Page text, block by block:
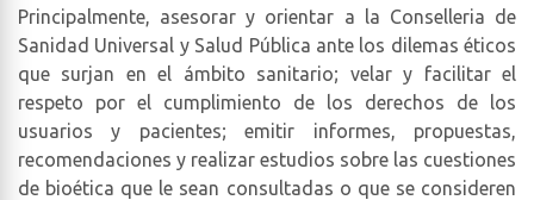
Principalmente, asesorar y orientar a la Conselleria de
Sanidad Universal y Salud Pública ante los dilemas éticos
que surjan en el ámbito sanitario; velar y facilitar el
respeto por el cumplimiento de los derechos de los
usuarios y pacientes; emitir informes, propuestas,
recomendaciones y realizar estudios sobre las cuestiones
de bioética que le sean consultadas o que se consideren